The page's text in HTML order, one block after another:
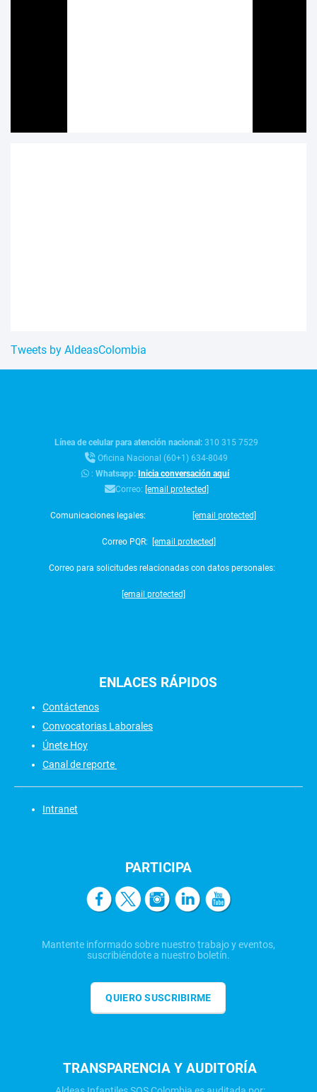
Tweets by AldeasColombia
Línea de celular para atención nacional:310 315 7529
Oficina Nacional (60+1) 634-8049
:Whatsapp:Inicia conversación aquí
Correo: [email protected]
Comunicaciones legales: [email protected]
Correo PQR: [email protected]
Correo para solicitudes relacionadas con datos personales:
[email protected]
ENLACES RÁPIDOS
Contáctenos
Convocatorias Laborales
Únete Hoy
Canal de reporte
Intranet
PARTICIPA
Mantente informado sobre nuestro trabajo y eventos,
suscribiéndote a nuestro boletín.
QUIERO SUSCRIBIRME
TRANSPARENCIA Y AUDITORÍA